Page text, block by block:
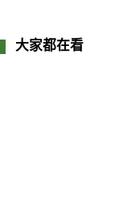
大家都在看